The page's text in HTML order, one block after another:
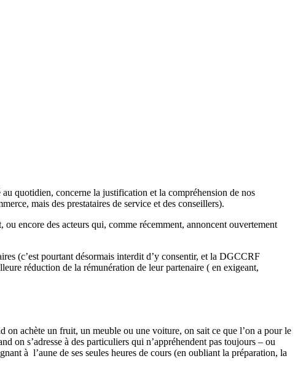
quotidien, concerne la justification et la compréhension de nos
mais des prestataires de service et des conseillers).
encore des acteurs qui, comme récemment, annoncent ouvertement
(c’est pourtant désormais interdit d’y consentir, et la DGCCRF
réduction de la rémunération de leur partenaire ( en exigeant,
on achète un fruit, un meuble ou une voiture, on sait ce que l’on a pour le
on s’adresse à des particuliers qui n’appréhendent pas toujours – ou
à l’aune de ses seules heures de cours (en oubliant la préparation, la